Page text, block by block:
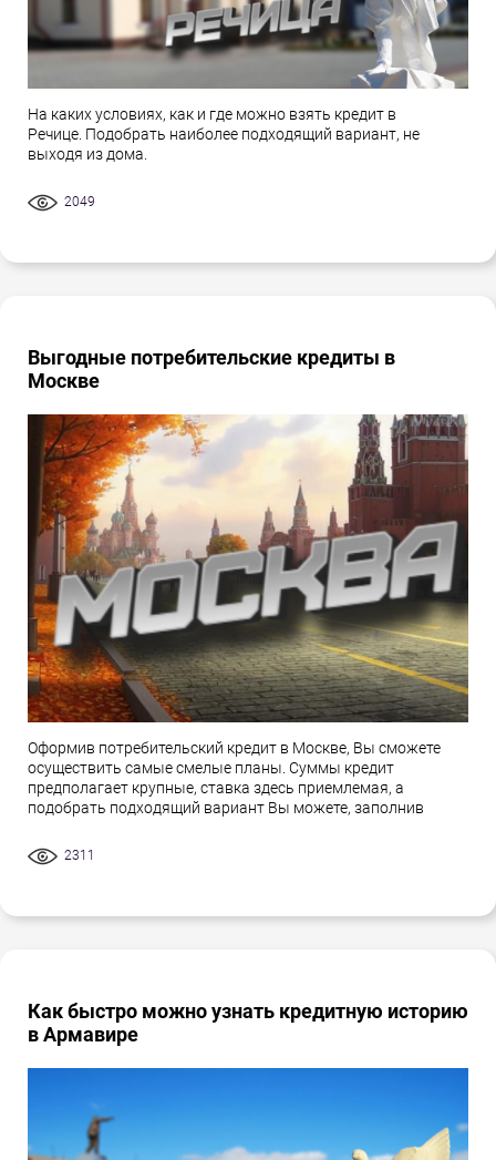
На каких условиях, как и где можно взять кредит в
Речице. Подобрать наиболее подходящий вариант, не
выходя из дома.
2049
Выгодные потребительские кредиты в
Москве
Оформив потребительский кредит в Москве, Вы сможете
осуществить самые смелые планы. Суммы кредит
предполагает крупные, ставка здесь приемлемая, а
подобрать подходящий вариант Вы можете, заполнив
2311
Как быстро можно узнать кредитную историю
в Армавире